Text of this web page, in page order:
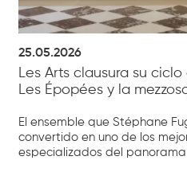
25.05.2026
Les Arts clausura su
Les Épopées y la
El ensemble que Stéphane
convertido en uno de los
especializados del